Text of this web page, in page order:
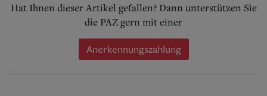
Hat Ihnen dieser Artikel gefallen? Dann unterstützen Sie
die PAZ gern mit einer
Anerkennungszahlung